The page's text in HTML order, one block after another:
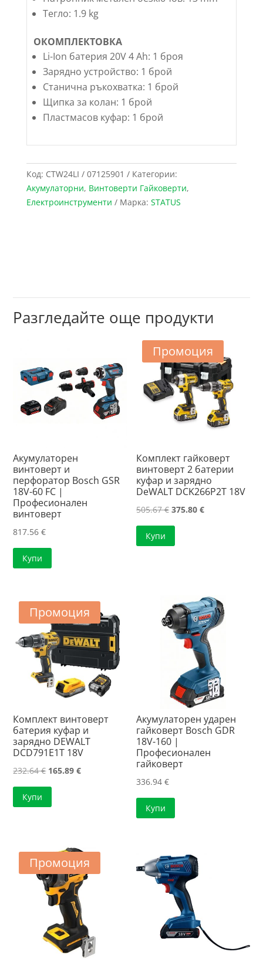
Тегло: 1.9 kg
ОКОМПЛЕКТОВКА
Li-Ion батерия 20V 4 Ah: 1 броя
Зарядно устройство: 1 брой
Станична ръкохватка: 1 брой
Щипка за колан: 1 брой
Пластмасов куфар: 1 брой
Код: CTW24LI / 07125901
Категории:
Акумулаторни, Винтоверти Гайковерти,
Електроинструменти
Марка: STATUS
Разгледайте още продукти
Акумулаторен
винтоверт и
перфоратор Bosch GSR
18V-60 FC |
Професионален
винтоверт
817.56€
Купи
Промоция
Комплект гайковерт
винтоверт 2 батерии
куфар и зарядно
DeWALT DCK266P2T 18V
505.67€ Original
price
375.80€Текущата
Купи
Промоция
Комплект винтоверт
батерия куфар и
зарядно DEWALT
DCD791E1T 18V
232.64€ Original
price
165.89€Текущата
Купи
Акумулаторен ударен
гайковерт Bosch GDR
18V-160 |
Професионален
гайковерт
336.94€
Купи
Промоция